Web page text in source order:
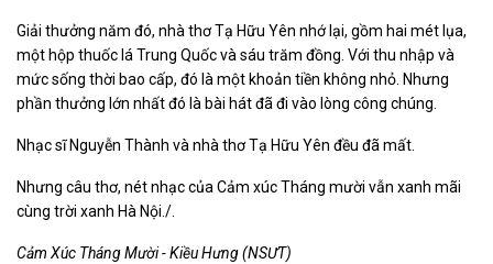
Giải thưởng năm đó, nhà thơ Tạ Hữu Yên nhớ lại, gồm hai mét lụa,
một hộp thuốc lá Trung Quốc và sáu trăm đồng. Với thu nhập và
mức sống thời bao cấp, đó là một khoản tiền không nhỏ. Nhưng
phần thưởng lớn nhất đó là bài hát đã đi vào lòng công chúng.
Nhạc sĩ Nguyễn Thành và nhà thơ Tạ Hữu Yên đều đã mất.
Nhưng câu thơ, nét nhạc của Cảm xúc Tháng mười vẫn xanh mãi
cùng trời xanh Hà Nội./.
Cảm Xúc Tháng Mười - Kiều Hưng (NSƯT)